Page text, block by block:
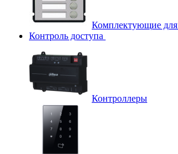
Комплектующие
Контроль доступа
Контроллеры